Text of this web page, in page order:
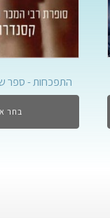
התפכחות - ספר
בחר